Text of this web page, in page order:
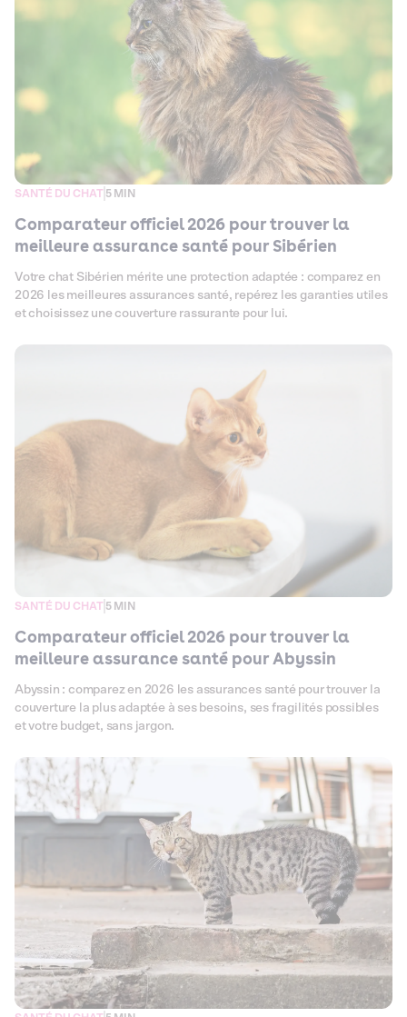
SANTÉ DU CHAT 5 MIN
Comparateur officiel 2026 pour trouver la
meilleure assurance santé pour Sibérien
Votre chat Sibérien mérite une protection adaptée : comparez en
2026 les meilleures assurances santé, repérez les garanties utiles
et choisissez une couverture rassurante pour lui.
SANTÉ DU CHAT 5 MIN
Comparateur officiel 2026 pour trouver la
meilleure assurance santé pour Abyssin
Abyssin : comparez en 2026 les assurances santé pour trouver la
couverture la plus adaptée à ses besoins, ses fragilités possibles
et votre budget, sans jargon.